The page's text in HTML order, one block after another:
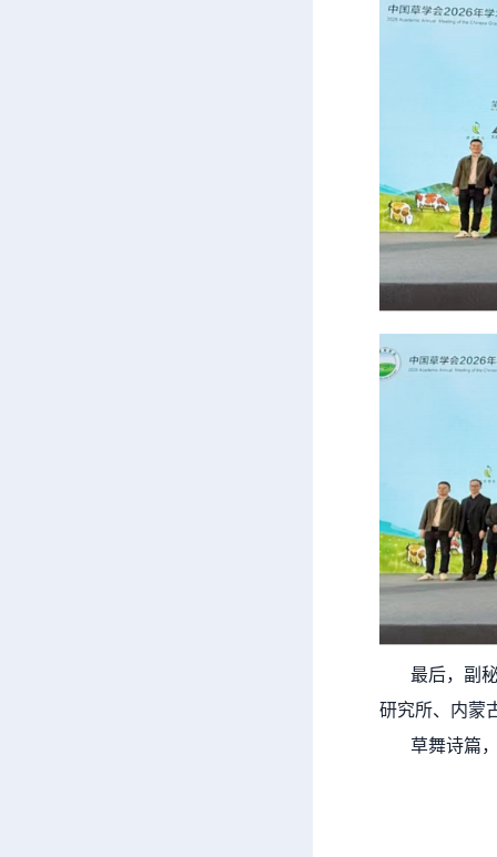
最后，副秘
研究所、内蒙
草舞诗篇，